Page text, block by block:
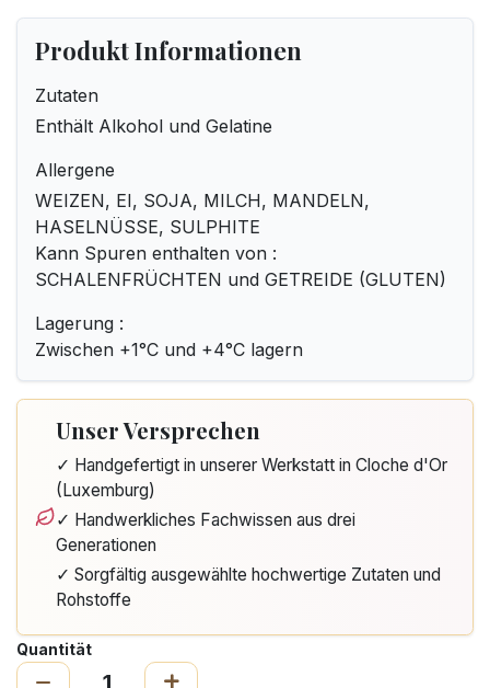
Produkt Informationen
Zutaten
Enthält Alkohol und Gelatine
Allergene
WEIZEN, EI, SOJA, MILCH, MANDELN,
HASELNÜSSE, SULPHITE
Kann Spuren enthalten von :
SCHALENFRÜCHTEN und GETREIDE (GLUTEN)
Lagerung :
Zwischen +1°C und +4°C lagern
Unser Versprechen
✓ Handgefertigt in unserer Werkstatt in Cloche d'Or
(Luxemburg)
✓ Handwerkliches Fachwissen aus drei
Generationen
✓ Sorgfältig ausgewählte hochwertige Zutaten und
Rohstoffe
Quantität